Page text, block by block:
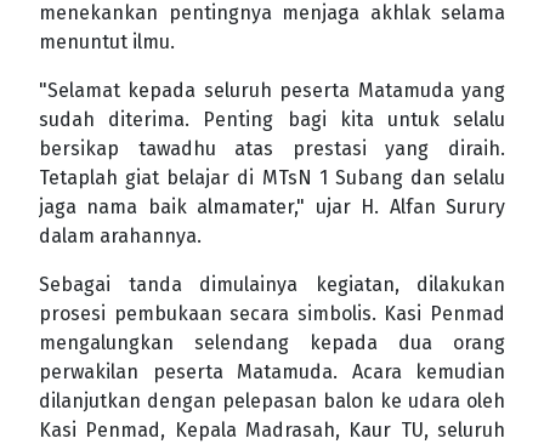
menekankan pentingnya menjaga akhlak selama
menuntut ilmu.
"Selamat kepada seluruh peserta Matamuda yang
sudah diterima. Penting bagi kita untuk selalu
bersikap tawadhu atas prestasi yang diraih.
Tetaplah giat belajar di MTsN 1 Subang dan selalu
jaga nama baik almamater," ujar H. Alfan Surury
dalam arahannya.
Sebagai tanda dimulainya kegiatan, dilakukan
prosesi pembukaan secara simbolis. Kasi Penmad
mengalungkan selendang kepada dua orang
perwakilan peserta Matamuda. Acara kemudian
dilanjutkan dengan pelepasan balon ke udara oleh
Kasi Penmad, Kepala Madrasah, Kaur TU, seluruh